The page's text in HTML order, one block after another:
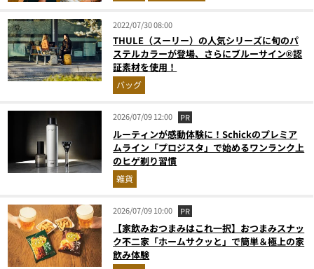
2022/07/30 08:00
THULE（スーリー）の人気シリーズに旬のパ
ステルカラーが登場、さらにブルーサイン®認
証素材を使用！
バッグ
2026/07/09 12:00 PR
ルーティンが感動体験に！Schickのプレミア
ムライン「プロジスタ」で始めるワンランク上
のヒゲ剃り習慣
雑貨
2026/07/09 10:00 PR
【家飲みおつまみはこれ一択】おつまみスナッ
ク不二家「ホームサクッと」で簡単＆極上の家
飲み体験